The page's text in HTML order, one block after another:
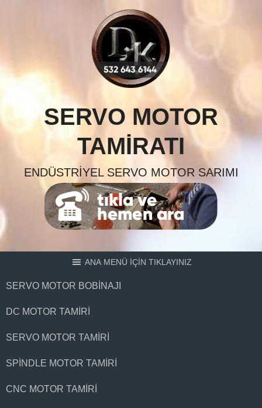
SERVO MOTOR
TAMIRATI
ENDÜSTRIYEL SERVO MOTOR SARIMI
ANA MENÜ İÇİN TIKLAYINIZ
SERVO MOTOR BOBINAJI
DC MOTOR TAMIRI
SERVO MOTOR TAMIRI
SPINDLE MOTOR TAMIRI
CNC MOTOR TAMIRI